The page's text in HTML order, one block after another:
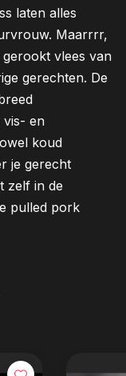
laten alles
Maarrrr,
vlees van
gerechten. De
vis- en
koud
je gerecht
zelf in de
pulled pork